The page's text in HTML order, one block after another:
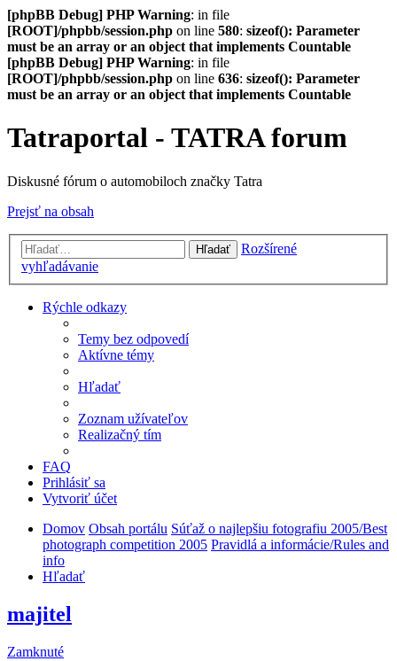
[phpBB Debug] PHP Warning: in file
[ROOT]/phpbb/session.php on line 580: sizeof(): Parameter
must be an array or an object that implements Countable
[phpBB Debug] PHP Warning: in file
[ROOT]/phpbb/session.php on line 636: sizeof(): Parameter
must be an array or an object that implements Countable
Tatraportal - TATRA forum
Diskusné fórum o automobiloch značky Tatra
Prejsť na obsah
Hľadať
Rozšírené
vyhľadávanie
Rýchle odkazy
Temy bez odpovedí
Aktívne témy
Hľadať
Zoznam užívateľov
Realizačný tím
FAQ
Prihlásiť sa
Vytvoriť účet
Domov Obsah portálu Súťaž o najlepšiu fotografiu 2005/Best
photograph competition 2005 Pravidlá a informácie/Rules and
info
Hľadať
majitel
Zamknuté